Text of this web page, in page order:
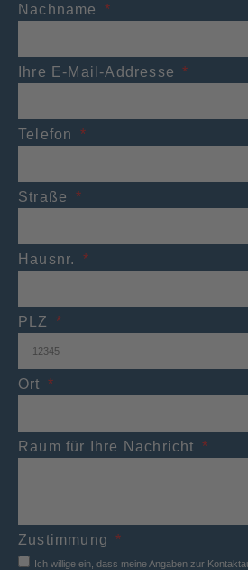
Nachname
Ihre E-Mail-Addresse
Telefon
Straße
Hausnr.
PLZ
Ort
Raum für Ihre Nachricht
Zustimmung
Ich willige ein, dass meine Angaben zur